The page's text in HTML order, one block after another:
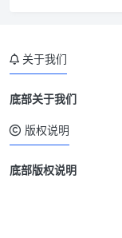
关于我们
底部关于我们
版权说明
底部版权说明